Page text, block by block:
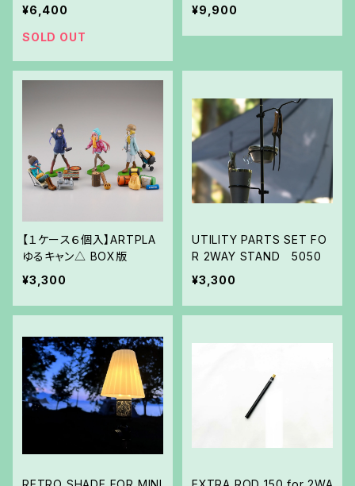
¥6,400
SOLD OUT
OLO
¥9,900
【１ケース６個入】ARTPLA
ゆるキャン△ BOX版
¥3,300
UTILITY PARTS SET FO
R 2WAY STAND 5050
¥3,300